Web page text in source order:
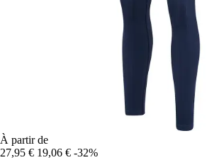
À partir de
27,95 € 19,06 € -32%